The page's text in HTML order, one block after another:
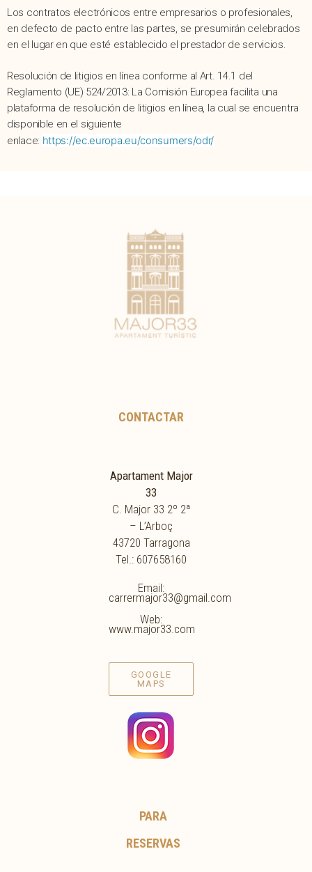
Los contratos electrónicos entre empresarios o profesionales,
en defecto de pacto entre las partes, se presumirán celebrados
en el lugar en que esté establecido el prestador de servicios.
Resolución de litigios en línea conforme al Art. 14.1 del
Reglamento (UE) 524/2013: La Comisión Europea facilita una
plataforma de resolución de litigios en línea, la cual se encuentra
disponible en el siguiente
enlace: https://ec.europa.eu/consumers/odr/
CONTACTAR
Apartament Major
33
C. Major 33 2º 2ª
– L’Arboç
43720 Tarragona
Tel.: 607658160
Email:
carrermajor33@gmail.com
Web:
www.major33.com
GOOGLE
MAPS
PARA
RESERVAS